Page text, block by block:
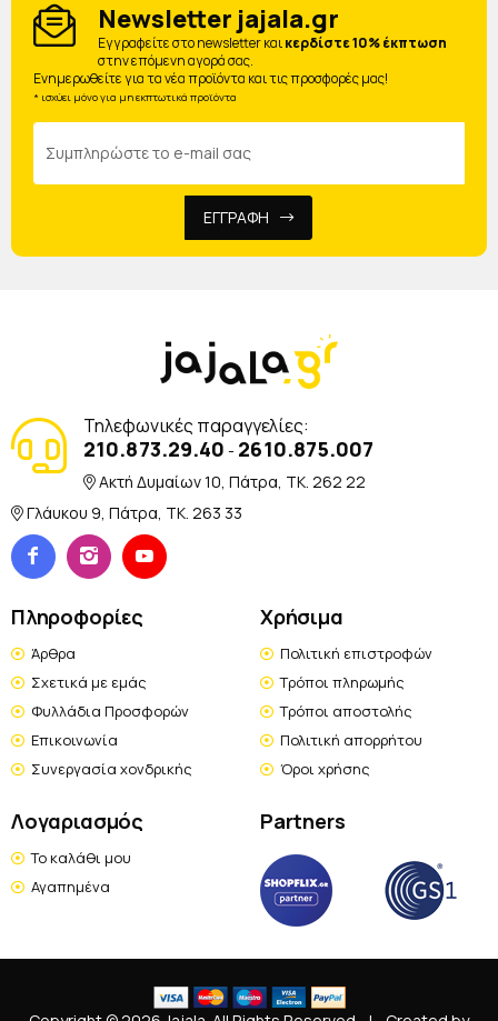
Newsletter jajala.gr
Eγγραφείτε στο newsletter καικερδίστε 10% έκπτωση
στην επόμενη αγορά σας.
Ενημερωθείτε για τα νέα προϊόντα και τις προσφορές μας!
* ισχύει μόνο για μη εκπτωτικά προϊόντα
ΕΓΓΡΑΦΗ
Τηλεφωνικές παραγγελίες:
210.873.29.40 - 2610.875.007
Ακτή Δυμαίων 10, Πάτρα, TK. 262 22
Γλάυκου 9, Πάτρα, TK. 263 33
Πληροφορίες
Άρθρα
Σχετικά με εμάς
Φυλλάδια Προσφορών
Επικοινωνία
Συνεργασία χονδρικής
Χρήσιμα
Πολιτική επιστροφών
Τρόποι πληρωμής
Τρόποι αποστολής
Πολιτική απορρήτου
Όροι χρήσης
Λογαριασμός
Το καλάθι μου
Αγαπημένα
Partners